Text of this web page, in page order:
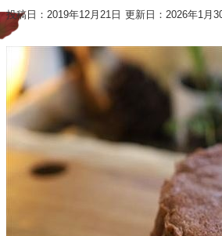
投稿日：2019年12月21日 更新日：2026年1月